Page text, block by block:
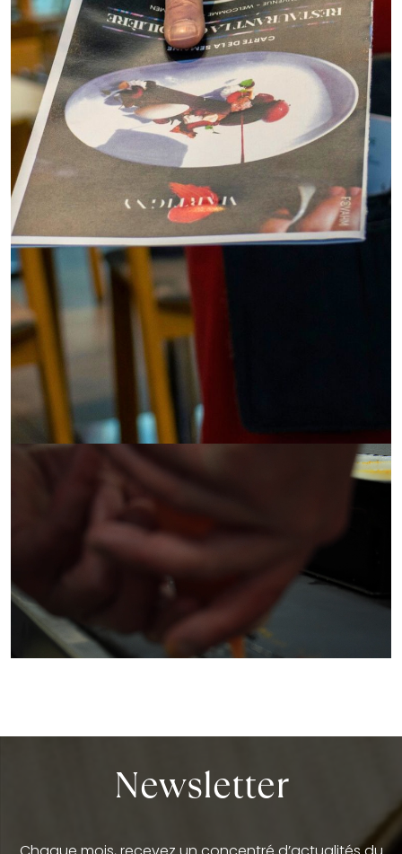
Newsletter